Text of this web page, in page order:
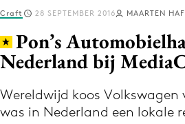
Log in
Volg het laatste nieuws
Nieuws
Craft 28 SEPTEMBER 2016 MAARTEN
Pon’s
Nederland bij
Wereldwijd koos Volkswagen
was in Nederland een lokale